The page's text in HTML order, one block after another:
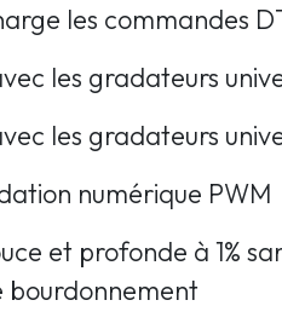
les commandes
les gradateurs
les gradateurs
numérique PWM
et profonde à 1%
bourdonnement